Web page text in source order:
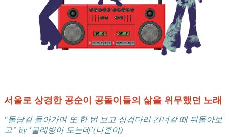
서울로 상경한 공순이 공돌이들의 삶을 위무했던 노래
"돌담길 돌아가며 또 한 번 보고 징검다리 건너갈 때 뒤돌아보
고” by ‘물레방아 도는데’(나훈아)